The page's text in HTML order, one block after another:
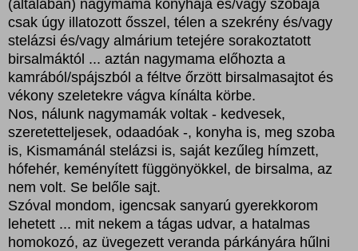
(általában) nagymama konyhája és/vagy szobája
csak úgy illatozott ősszel, télen a szekrény és/vagy
stelázsi és/vagy almárium tetejére sorakoztatott
birsalmáktól ... aztán nagymama előhozta a
kamrából/spájszból a féltve őrzött birsalmasajtot és
vékony szeletekre vágva kínálta körbe.
Nos, nálunk nagymamák voltak - kedvesek,
szeretetteljesek, odaadóak -, konyha is, meg szoba
is, Kismamánál stelázsi is, saját kezűleg hímzett,
hófehér, keményített függönyökkel, de birsalma, az
nem volt. Se belőle sajt.
Szóval mondom, igencsak sanyarú gyerekkorom
lehetett ... mit nekem a tágas udvar, a hatalmas
homokozó, az üvegezett veranda párkányára hűlni